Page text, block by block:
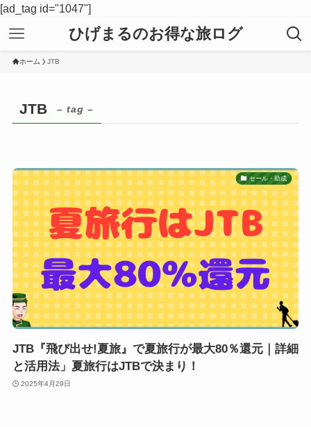
[ad_tag id="1047"]
ひげまるのお得な旅ログ
ホーム JTB
JTB – tag –
セール・助成
JTB『飛び出せ!夏旅』で夏旅行が最大80％還元｜詳細
と活用法」夏旅行はJTBで決まり！
2025年4月29日